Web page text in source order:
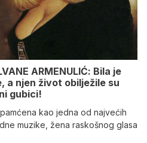
ARMENULIĆ: Bila je
a njen život obilježile su
gubici!
kao jedna od najvećih
muzike, žena raskošnog glasa